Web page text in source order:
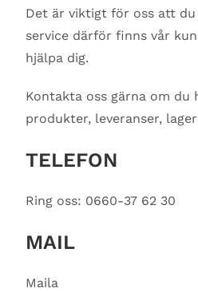
Det är viktigt för oss att
service därför finns vår
hjälpa dig.
Kontakta oss gärna om du
produkter, leveranser,
TELEFON
Ring oss: 0660-37 62 30
MAIL
Maila